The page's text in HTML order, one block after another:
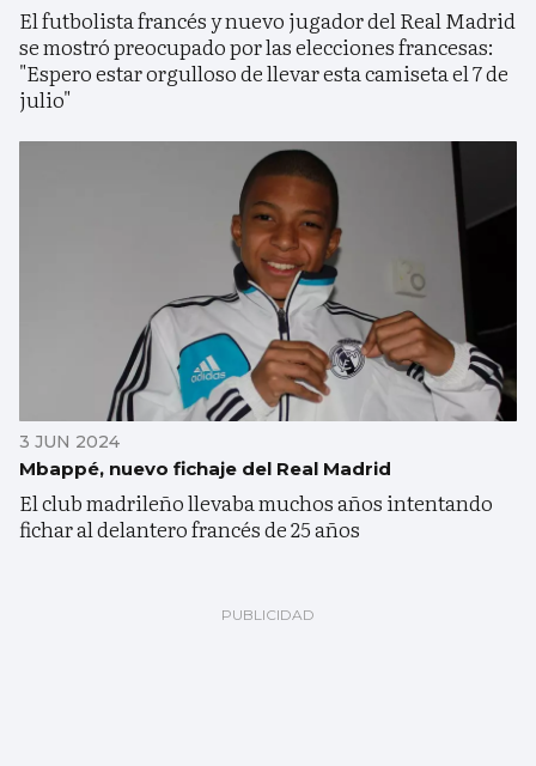
El futbolista francés y nuevo jugador del Real Madrid
se mostró preocupado por las elecciones francesas:
"Espero estar orgulloso de llevar esta camiseta el 7 de
julio"
3 JUN 2024
Mbappé, nuevo fichaje del Real Madrid
El club madrileño llevaba muchos años intentando
fichar al delantero francés de 25 años